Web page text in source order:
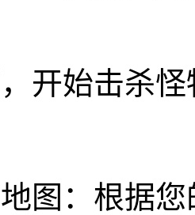
开始击杀
图：根据